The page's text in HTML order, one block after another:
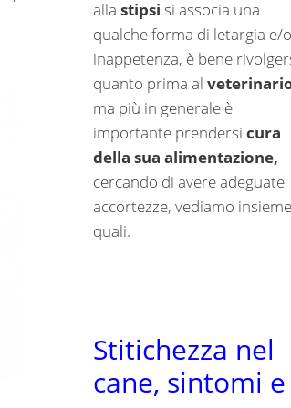
alla stipsi si associa una
qualche forma di letargia e/o
inappetenza, è bene
quanto prima al
ma più in generale è
importante prendersi cura
della sua alimentazione,
cercando di avere adeguate
accortezze, vediamo insieme
quali.
Stitichezza nel
cane, sintomi e